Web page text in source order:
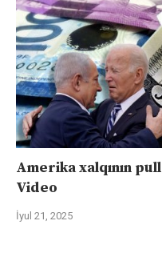
Amerika xalqının
Video
İyul 21, 2025